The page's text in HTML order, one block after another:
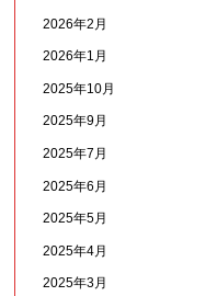
2026年2月
2026年1月
2025年10月
2025年9月
2025年7月
2025年6月
2025年5月
2025年4月
2025年3月